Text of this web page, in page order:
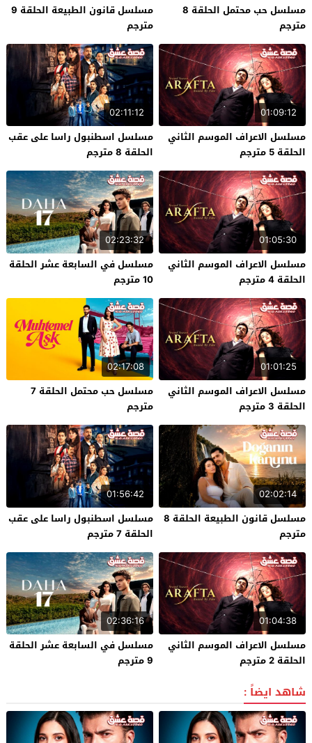
مسلسل حب محتمل الحلقة 8
مترجم
مسلسل قانون الطبيعة الحلقة 9
مترجم
01:09:12
مسلسل الاعراف الموسم الثاني
الحلقة 5 مترجم
02:11:12
مسلسل اسطنبول راسا على عقب
الحلقة 8 مترجم
01:05:30
مسلسل الاعراف الموسم الثاني
الحلقة 4 مترجم
02:23:32
مسلسل في السابعة عشر الحلقة
10 مترجم
01:01:25
مسلسل الاعراف الموسم الثاني
الحلقة 3 مترجم
02:17:08
مسلسل حب محتمل الحلقة 7
مترجم
02:02:14
مسلسل قانون الطبيعة الحلقة 8
مترجم
01:56:42
مسلسل اسطنبول راسا على عقب
الحلقة 7 مترجم
01:04:38
مسلسل الاعراف الموسم الثاني
الحلقة 2 مترجم
02:36:16
مسلسل في السابعة عشر الحلقة
9 مترجم
شاهد ايضاً :